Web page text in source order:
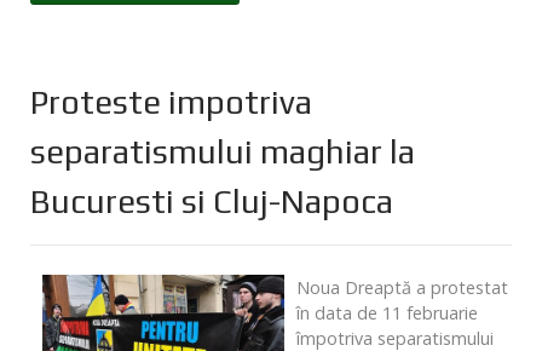
Proteste impotriva
separatismului maghiar la
Bucuresti si Cluj-Napoca
Noua Dreaptă a protestat
în data de 11 februarie
împotriva separatismului